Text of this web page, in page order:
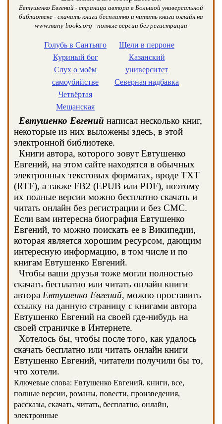
Евтушенко Евгений - страница автора в Большой универсальной
библиотеке - скачать книги бесплатно и читать книги онлайн на
www.many-books.org - полные версии без регистрации
Голубь в Сантьяго
Куриный бог
Слух о моём
самоубийстве
Четвёртая
Мещанская
Щели в перроне
Казанский
университет
Северная надбавка
Евтушенко Евгений написал несколько книг,
некоторые из них выложены здесь, в этой
электронной библиотеке.
Книги автора, которого зовут Евтушенко
Евгений, на этом сайте находятся в обычных
электронных текстовых форматах, вроде TXT
(RTF), а также FB2 (EPUB или PDF), поэтому
их полные версии можно бесплатно скачать и
читать онлайн без регистрации и без СМС.
Если вам интересна биография Евтушенко
Евгений, то можно поискать ее в Википедии,
которая является хорошим ресурсом, дающим
интересную информацию, в том числе и по
книгам Евтушенко Евгений.
Чтобы ваши друзья тоже могли полностью
скачать бесплатно или читать онлайн книги
автора Евтушенко Евгений, можно проставить
ссылку на данную страницу с книгами автора
Евтушенко Евгений на своей где-нибудь на
своей страничке в Интернете.
Хотелось бы, чтобы после того, как удалось
скачать бесплатно или читать онлайн книги
Евтушенко Евгений, читатели получили бы то,
что хотели.
Ключевые слова: Евтушенко Евгений, книги, все,
полные версии, романы, повести, произведения,
рассказы, скачать, читать, бесплатно, онлайн,
электронные